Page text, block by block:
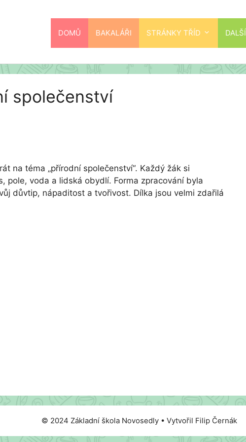
DOMŮ BAKALÁŘI STRÁNKY TŘÍD
společenství
na téma „přírodní společenství“. Každý žák si
pole, voda a lidská obydlí. Forma zpracování byla
důvtip, nápaditost a tvořivost. Dílka jsou velmi zdařilá
© 2024 Základní škola Novosedly • Vytvořil Filip Černák